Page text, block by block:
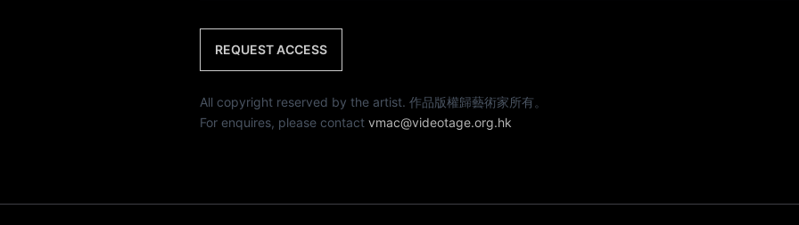
REQUEST ACCESS
All copyright reserved by the artist. 作品版權歸藝術家所有。
For enquires, please contact vmac@videotage.org.hk